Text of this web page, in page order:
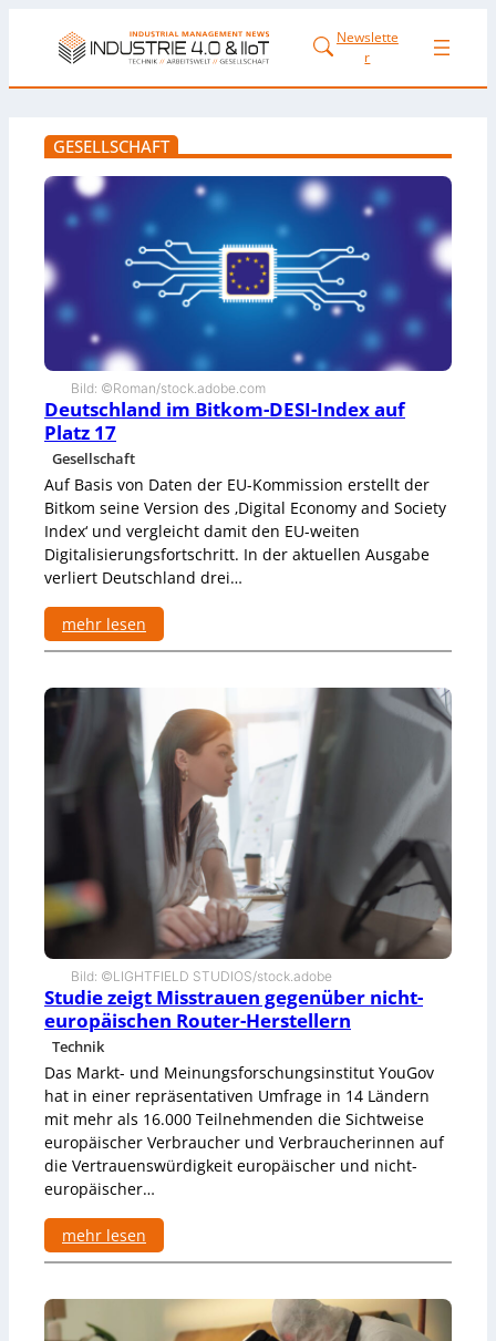
Newslette
r
GESELLSCHAFT
Bild: ©Roman/stock.adobe.com
Deutschland im Bitkom-DESI-Index auf
Platz 17
Gesellschaft
Auf Basis von Daten der EU-Kommission erstellt der
Bitkom seine Version des ‚Digital Economy and Society
Index‘ und vergleicht damit den EU-weiten
Digitalisierungsfortschritt. In der aktuellen Ausgabe
verliert Deutschland drei…
mehr lesen
:
e
c
i
B
i
k
o
m
D
E
I
-
I
n
e
x
a
f
P
Bild: ©LIGHTFIELD STUDIOS/stock.adobe
Studie zeigt Misstrauen gegenüber nicht-
europäischen Router-Herstellern
Technik
Das Markt- und Meinungsforschungsinstitut YouGov
hat in einer repräsentativen Umfrage in 14 Ländern
mit mehr als 16.000 Teilnehmenden die Sichtweise
europäischer Verbraucher und Verbraucherinnen auf
die Vertrauenswürdigkeit europäischer und nicht-
europäischer…
mehr lesen
:
t
u